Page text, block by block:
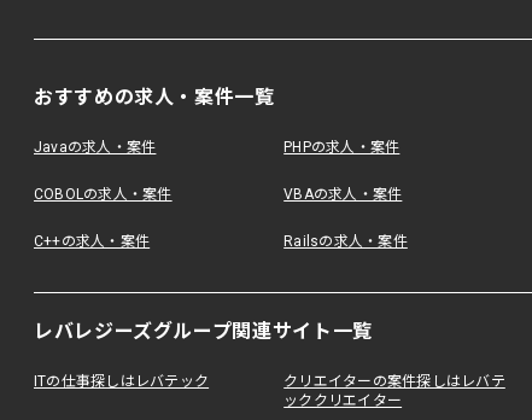
おすすめの求人・案件一覧
Javaの求人・案件 PHPの求人・案件
COBOLの求人・案件 VBAの求人・案件
C++の求人・案件 Railsの求人・案件
レバレジーズグループ関連サイト一覧
ITの仕事探しはレバテック
クリエイターの案件探しはレバテ
ッククリエイター